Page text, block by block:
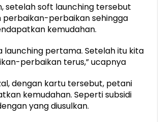
setelah soft launching tersebut
perbaikan-perbaikan sehingga
kemudahan.
launching pertama. Setelah itu kita
perbaikan terus,” ucapnya
dengan kartu tersebut, petani
kemudahan. Seperti subsidi
yang diusulkan.